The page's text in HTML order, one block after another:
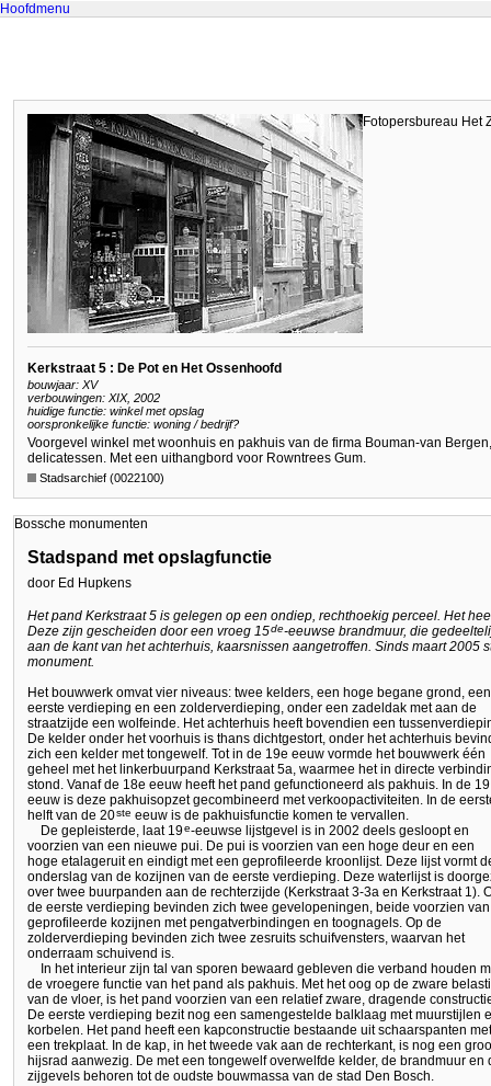
Hoofdmenu
Fotopersbureau Het
Kerkstraat 5 : De Pot en Het Ossenhoofd
bouwjaar: XV
verbouwingen: XIX, 2002
huidige functie: winkel met opslag
oorspronkelijke functie: woning / bedrijf?
Voorgevel winkel met woonhuis en pakhuis van de firma Bouman-van
delicatessen. Met een uithangbord voor Rowntrees Gum.
Stadsarchief (0022100)
Bossche monumenten
Stadspand met opslagfunctie
door Ed Hupkens
Het pand Kerkstraat 5 is gelegen op een ondiep, rechthoekig perceel. Het
Deze zijn gescheiden door een vroeg 15de-eeuwse brandmuur, die
aan de kant van het achterhuis, kaarsnissen aangetroffen. Sinds maart 2005
monument.
Het bouwwerk omvat vier niveaus: twee kelders, een hoge begane grond, een
eerste verdieping en een zolderverdieping, onder een zadeldak met aan de
straatzijde een wolfeinde. Het achterhuis heeft bovendien een
De kelder onder het voorhuis is thans dichtgestort, onder het achterhuis
zich een kelder met tongewelf. Tot in de 19e eeuw vormde het bouwwerk één
geheel met het linkerbuurpand Kerkstraat 5a, waarmee het in directe
stond. Vanaf de 18e eeuw heeft het pand gefunctioneerd als pakhuis. In de 19
eeuw is deze pakhuisopzet gecombineerd met verkoopactiviteiten. In de
helft van de 20ste eeuw is de pakhuisfunctie komen te vervallen.
De gepleisterde, laat 19e-eeuwse lijstgevel is in 2002 deels gesloopt en
voorzien van een nieuwe pui. De pui is voorzien van een hoge deur en een
hoge etalageruit en eindigt met een geprofileerde kroonlijst. Deze lijst vormt
onderslag van de kozijnen van de eerste verdieping. Deze waterlijst is
over twee buurpanden aan de rechterzijde (Kerkstraat 3-3a en Kerkstraat 1).
de eerste verdieping bevinden zich twee gevelopeningen, beide voorzien van
geprofileerde kozijnen met pengatverbindingen en toognagels. Op de
zolderverdieping bevinden zich twee zesruits schuifvensters, waarvan het
onderraam schuivend is.
In het interieur zijn tal van sporen bewaard gebleven die verband houden
de vroegere functie van het pand als pakhuis. Met het oog op de zware
van de vloer, is het pand voorzien van een relatief zware, dragende
De eerste verdieping bezit nog een samengestelde balklaag met muurstijlen
korbelen. Het pand heeft een kapconstructie bestaande uit schaarspanten met
een trekplaat. In de kap, in het tweede vak aan de rechterkant, is nog een
hijsrad aanwezig. De met een tongewelf overwelfde kelder, de brandmuur en
zijgevels behoren tot de oudste bouwmassa van de stad Den Bosch.